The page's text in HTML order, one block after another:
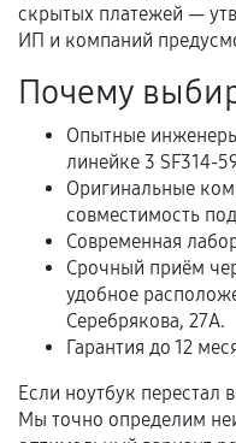
третьих лиц.
Естественный
Обращение после
срока.
Программные
отдельных
Если
самостоятельно
Гарантия на
скрытых платежей —
ИП и компаний
Почему
Опытные
линейке 3 SF314-
Оригинальные
совместимость
Современная
Срочный приём
удобное
Серебрякова, 27А.
Гарантия до 12
Если ноутбук перестал
Мы точно определим